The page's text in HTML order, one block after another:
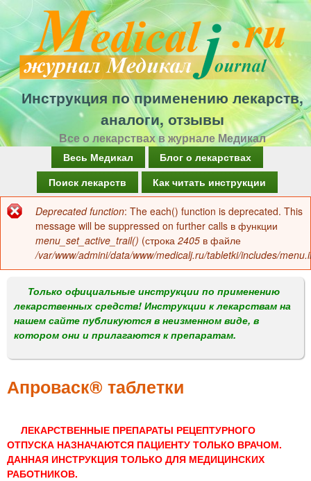
Перейти
к
основному
содержанию
Инструкция по применению лекарств,
аналоги, отзывы
Все о лекарствах в журнале Медикал
а
в
о
м
е
н
Весь Медикал
Блог о лекарствах
Поиск лекарств
Как читать инструкции
Сообщение
об
ошибке
Deprecated function: The each() function is deprecated. This
message will be suppressed on further calls в функции
menu_set_active_trail() (строка 2405 в файле
/var/www/admini/data/www/medicalj.ru/tabletki/includes/
Только официальные инструкции по применению
лекарственных средств! Инструкции к лекарствам на
нашем сайте публикуются в неизменном виде, в
котором они и прилагаются к препаратам.
Апроваск® таблетки
ЛЕКАРСТВЕННЫЕ ПРЕПАРАТЫ РЕЦЕПТУРНОГО
ОТПУСКА НАЗНАЧАЮТСЯ ПАЦИЕНТУ ТОЛЬКО ВРАЧОМ.
ДАННАЯ ИНСТРУКЦИЯ ТОЛЬКО ДЛЯ МЕДИЦИНСКИХ
РАБОТНИКОВ.